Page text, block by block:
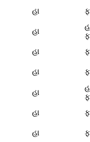
હા
હા
હા
હા
હા
હા
હા